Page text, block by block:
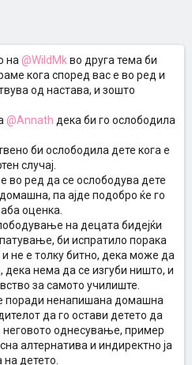
на @WildMk во друга тема би
кога според вас е во ред и
од настава, и зошто
@Annath дека би го ослободила
би ослободила дете кога е
случај.
во ред да се ослободува дете
па ајде подобро ќе го
оценка.
на децата бидејќи
би испратило порака
не е толку битно, дека може да
дека нема да се изгуби ништо, и
за самото училиште.
поради ненапишана домашна
да го остави детето да
неговото однесување, пример
алтернатива и индиректно ја
детето.